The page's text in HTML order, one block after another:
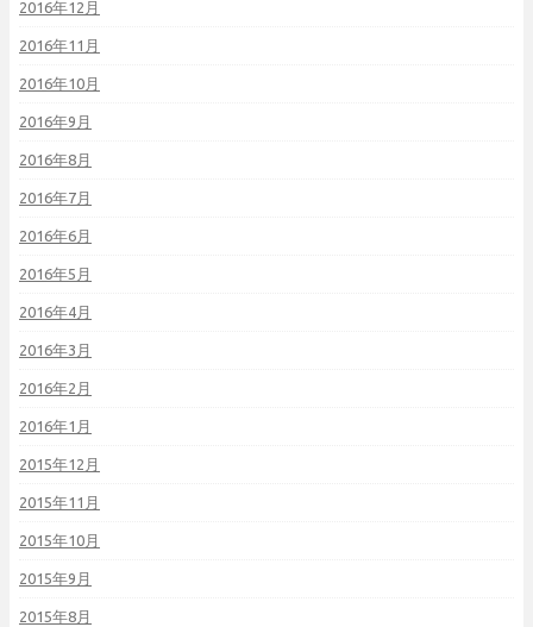
2016年12月
2016年11月
2016年10月
2016年9月
2016年8月
2016年7月
2016年6月
2016年5月
2016年4月
2016年3月
2016年2月
2016年1月
2015年12月
2015年11月
2015年10月
2015年9月
2015年8月